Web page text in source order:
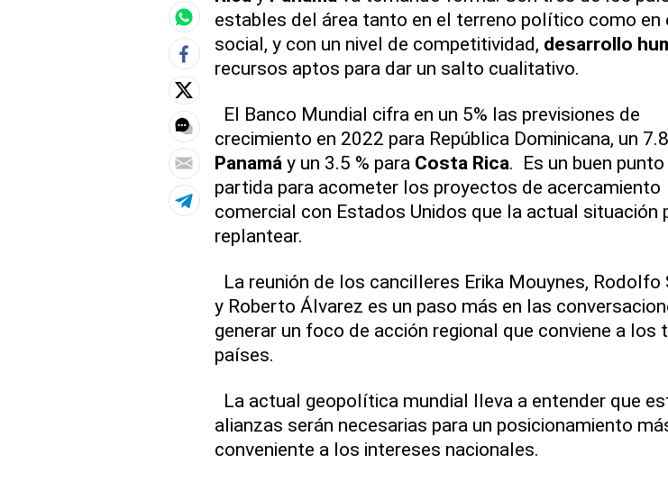
estables del área tanto en el terreno político como en
social, y con un nivel de competitividad, desarrollo
recursos aptos para dar un salto cualitativo.
El Banco Mundial cifra en un 5% las previsiones de
crecimiento en 2022 para República Dominicana, un
Panamá y un 3.5 % para Costa Rica. Es un buen punto
partida para acometer los proyectos de acercamiento
comercial con Estados Unidos que la actual situación
replantear.
La reunión de los cancilleres Erika Mouynes, Rodolfo
y Roberto Álvarez es un paso más en las
generar un foco de acción regional que conviene a los
países.
La actual geopolítica mundial lleva a entender que
alianzas serán necesarias para un posicionamiento
conveniente a los intereses nacionales.